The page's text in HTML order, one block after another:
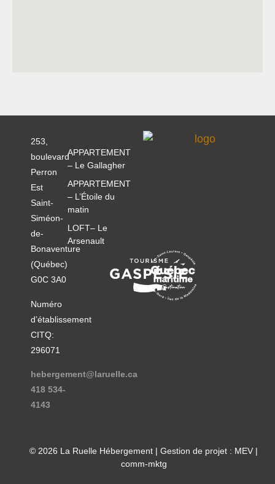
253,
boulevard
Perron
Est
Saint-
Siméon-
de-
Bonaventure
(Québec)
G0C 3A0
Numéro
d’établissement
CITQ:
296071
hebergement@laruelle.ca
418 534-
4143
APPARTEMENT
– Le Gallagher
APPARTEMENT
– L’Étoile du
matin
LOFT– Le
Arsenault
© 2026 La Ruelle Hébergement | Gestion de projet : MEV |
comm-mktg